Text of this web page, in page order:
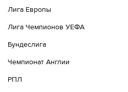
Лига Европы
Лига Чемпионов УЕФА
Бундеслига
Чемпионат Англии
РПЛ